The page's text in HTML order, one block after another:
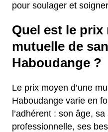
pour soulager et
Quel est le prix
mutuelle de
Haboudange ?
Le prix moyen d’une
Haboudange varie en
l’adhérent : son âge,
professionnelle, ses